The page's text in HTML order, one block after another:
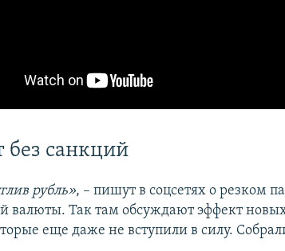
без санкций
рубль», – пишут в соцсетях о резком
валюты. Так там обсуждают эффект
еще даже не вступили в силу.